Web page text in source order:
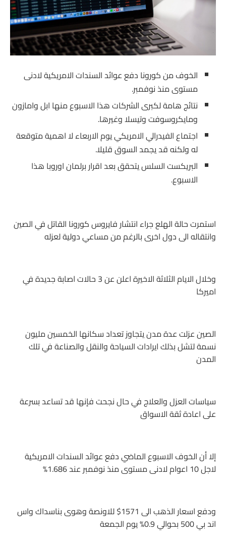
الخوف من كورونا دفع عوائد السندات الامريكية لادنى
مستوى منذ نوفمبر.
نتائج هامة لكبرى الشركات هذا الاسبوع منها ابل وامازون
ومايكروسوفت وتيسلا وغيرها.
اجتماع الفيدرالي الامريكي يوم الاربعاء لا اهمية متوقعة
له ولكنه قد يجمد السوق قليلا.
البريكست السلس يتحقق بعد اقرار برلمان اوروبا هذا
الاسبوع.
استمرت حالة الهلع جراء انتشار فايروس كورونا القاتل في الصين
وانتقاله الى دول اخرى بالرغم من مساعي دولية لعزله
وخلال الايام الثلاثة الاخيرة اعلن عن 3 حالات اصابة جديدة في
اميركا
الصين عزلت عدة مدن يتجاوز تعداد سكانها الخمسين مليون
نسمة لتشل بذلك ايرادات السياحة والنقل والصناعة في تلك
المدن
سياسات العزل والعلاج في حال نجحت فإنها قد تساعد بسرعة
على اعادة ثقة الاسواق
إلا أن الخوف الاسبوع الماضي دفع عوائد السندات الامريكية
لاجل 10 اعوام لادنى مستوى منذ نوفمبر عند 1.686%
ودفع اسعار الذهب الى 1571$ للاونصة وهوى بناسداك واس
اند بي 500 بحوالي 0.9% يوم الجمعة